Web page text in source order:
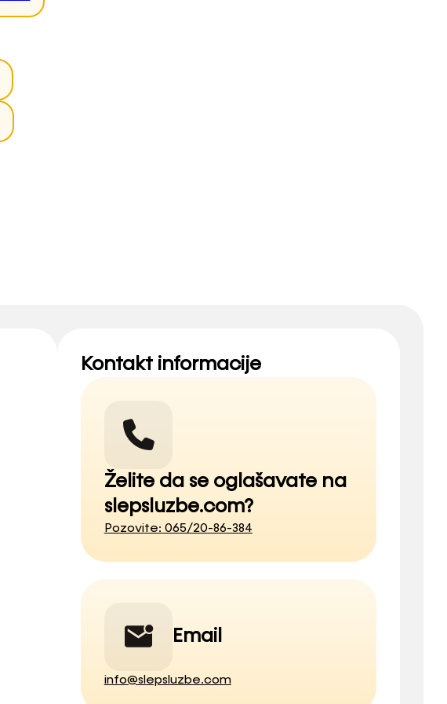
Kontakt informacije
Želite da se oglašavate na
slepsluzbe.com?
Pozovite: 065/20-86-384
Email
info@slepsluzbe.com